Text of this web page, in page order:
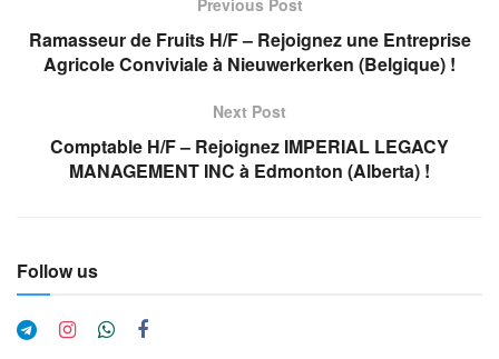
Ramasseur de Fruits H/F – Rejoignez une Entreprise
Agricole Conviviale à Nieuwerkerken (Belgique) !
Next Post
Comptable H/F – Rejoignez IMPERIAL LEGACY
MANAGEMENT INC à Edmonton (Alberta) !
Follow us